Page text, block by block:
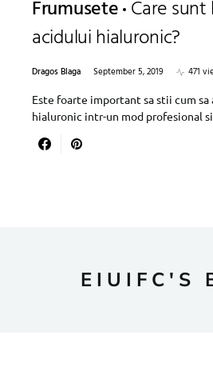
Frumusete Care
acidului hialuronic?
Dragos Blaga September 5, 2019
471
Este foarte important sa stii cum sa
hialuronic intr-un mod profesional
EIUIFC'S